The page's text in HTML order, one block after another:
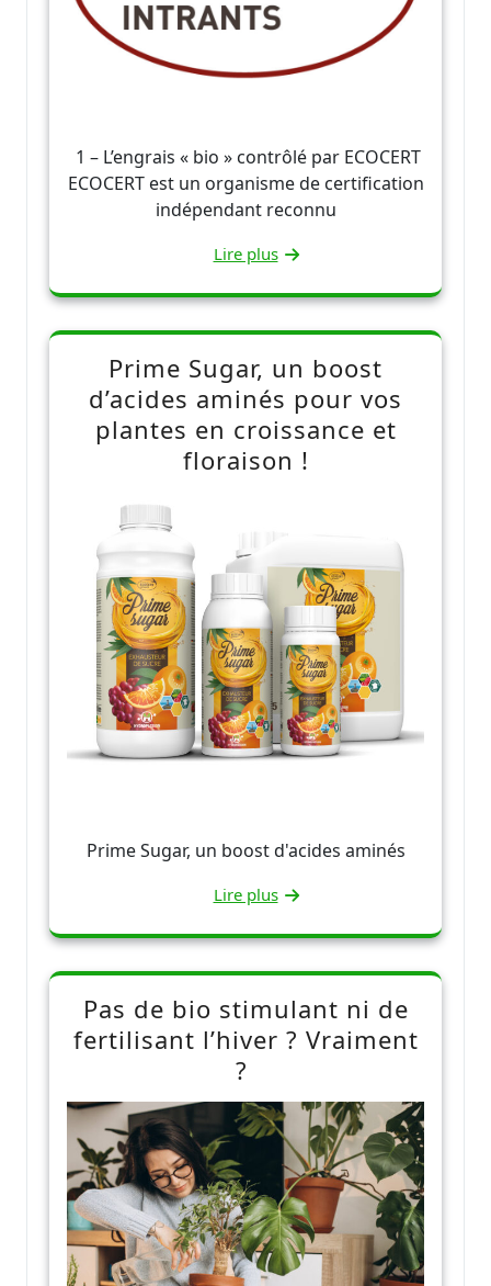
1 – L’engrais « bio » contrôlé par ECOCERT
ECOCERT est un organisme de certification
indépendant reconnu
Lire plus
Prime Sugar, un boost
d’acides aminés pour vos
plantes en croissance et
floraison !
Prime Sugar, un boost d'acides aminés
Lire plus
Pas de bio stimulant ni de
fertilisant l’hiver ? Vraiment
?